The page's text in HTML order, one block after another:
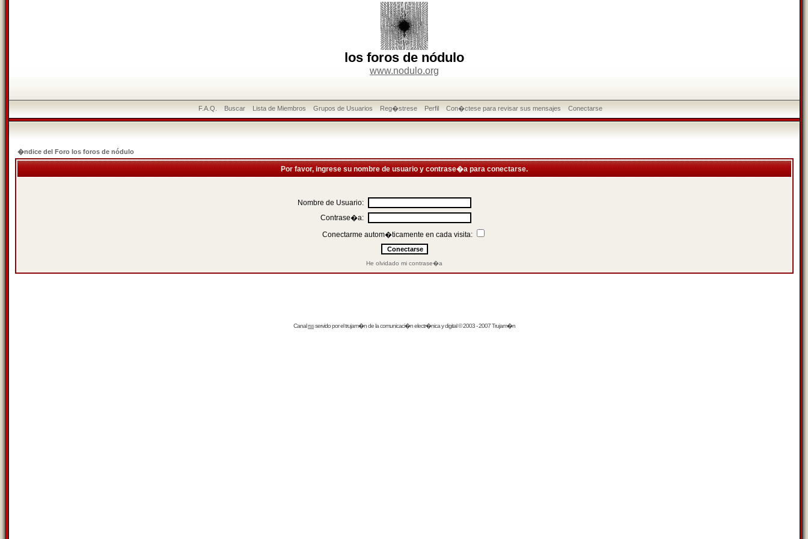
los foros de nódulo
www.nodulo.org
F.A.Q. Buscar Lista de Miembros Grupos de Usuarios Reg�strese Perfil Con�ctese para revisar sus mensajes Conectarse
�ndice del Foro los foros de nódulo
Por favor, ingrese su nombre de usuario y contrase�a para conectarse.
Nombre de Usuario:
Contrase�a:
Conectarme autom�ticamente en cada visita:
He olvidado mi contrase�a
Canalrssservido por eltrujam�nde la comunicaci�n electr�nica y digital © 2003 - 2007 Trujam�n